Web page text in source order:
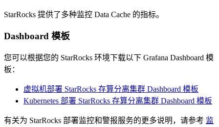
StarRocks 提供了多种监控 Data Cache 的指标。
Dashboard 模板
您可以根据您的 StarRocks 环境下载以下 Grafana Dashboard 模
板：
虚拟机部署 StarRocks 存算分离集群 Dashboard 模板
Kubernetes 部署 StarRocks 存算分离集群 Dashboard 模板
有关为 StarRocks 部署监控和警报服务的更多说明，请参考 监